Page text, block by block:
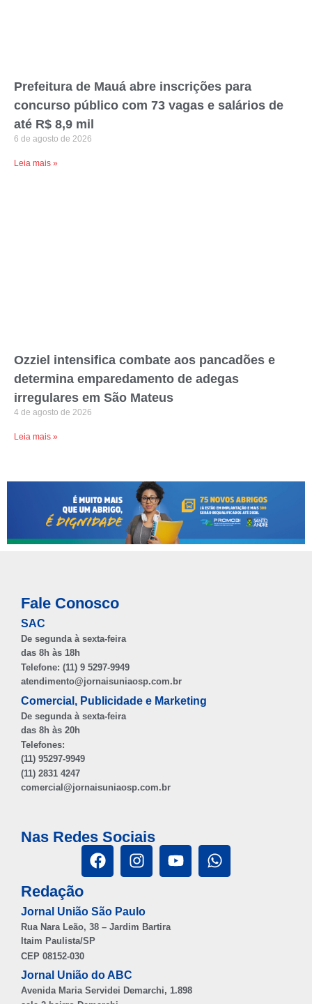
até R$ 8,9 mil
6 de agosto de 2026
Leia mais »
irregulares em São Mateus
4 de agosto de 2026
Leia mais »
Fale Conosco
SAC
atendimento@jornaisuniaosp.com.br
Comercial, Publicidade e Marketing
De segunda à sexta-feira
das 8h às 20h
Telefones:
(11) 95297-9949
(11) 2831 4247
comercial@jornaisuniaosp.com.br
Nas Redes Sociais
Jornal União São Paulo
Rua Nara Leão, 38 – Jardim Bartira
Itaim Paulista/SP
CEP 08152-030
Jornal União do ABC
Avenida Maria Servidei Demarchi, 1.898
sala 2 bairro Demarchi
São Bernardo do Campo/SP
CEP 09820-000